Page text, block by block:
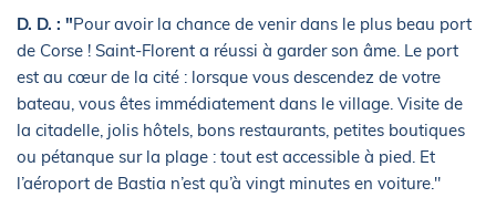
D. D. : "Pour avoir la chance de venir dans le plus beau port
de Corse ! Saint-Florent a réussi à garder son âme. Le port
est au cœur de la cité : lorsque vous descendez de votre
bateau, vous êtes immédiatement dans le village. Visite de
la citadelle, jolis hôtels, bons restaurants, petites boutiques
ou pétanque sur la plage : tout est accessible à pied. Et
l’aéroport de Bastia n’est qu’à vingt minutes en voiture."